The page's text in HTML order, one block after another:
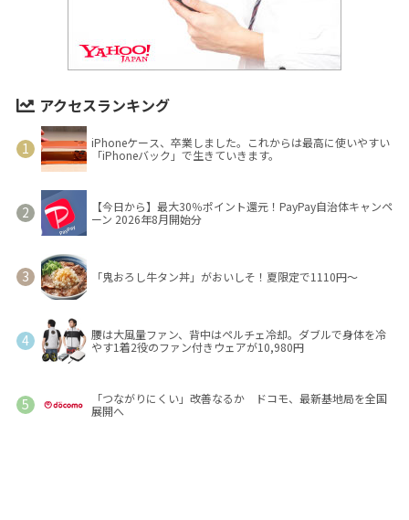
アクセスランキング
iPhoneケース、卒業しました。これからは最高に使いやすい
「iPhoneバック」で生きていきます。
【今日から】最大30％ポイント還元！PayPay自治体キャンペ
ーン 2026年8月開始分
「鬼おろし牛タン丼」がおいしそ！夏限定で1110円～
腰は大風量ファン、背中はペルチェ冷却。ダブルで身体を冷
やす1着2役のファン付きウェアが10,980円
「つながりにくい」改善なるか ドコモ、最新基地局を全国
展開へ